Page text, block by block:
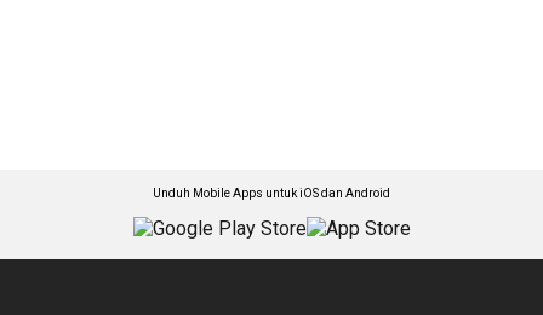
Unduh Mobile Apps untuk iOS dan Android